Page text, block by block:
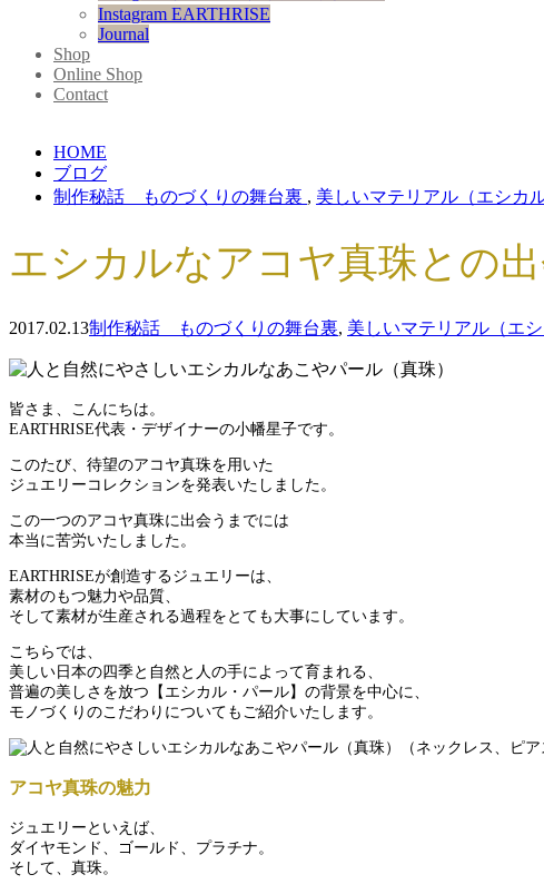
Instagram EARTHRISE
Journal
Shop
Online Shop
Contact
HOME
ブログ
制作秘話 ものづくりの舞台裏 , 美しいマテリアル（エシカ
エシカルなアコヤ真珠との
2017.02.13制作秘話 ものづくりの舞台裏, 美しいマテリアル（エ
皆さま、こんにちは。
EARTHRISE代表・デザイナーの小幡星子です。
このたび、待望のアコヤ真珠を用いた
ジュエリーコレクションを発表いたしました。
この一つのアコヤ真珠に出会うまでには
本当に苦労いたしました。
EARTHRISEが創造するジュエリーは、
素材のもつ魅力や品質、
そして素材が生産される過程をとても大事にしています。
こちらでは、
美しい日本の四季と自然と人の手によって育まれる、
普遍の美しさを放つ【エシカル・パール】の背景を中心に、
モノづくりのこだわりについてもご紹介いたします。
アコヤ真珠の魅力
ジュエリーといえば、
ダイヤモンド、ゴールド、プラチナ。
そして、真珠。